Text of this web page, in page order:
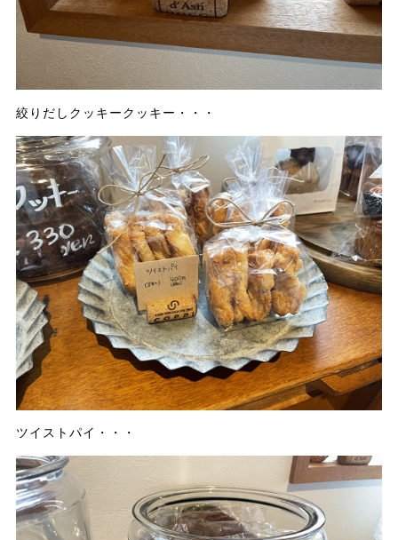
絞りだしクッキークッキー・・・
ツイストパイ・・・